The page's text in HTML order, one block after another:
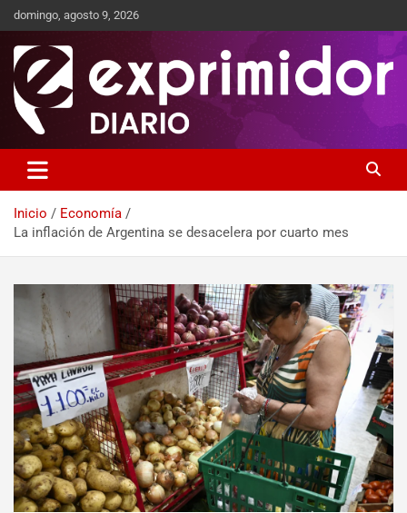
domingo, agosto 9, 2026
Exprimidor media
Inicio
Economía
La inflación de Argentina se desacelera por cuarto mes